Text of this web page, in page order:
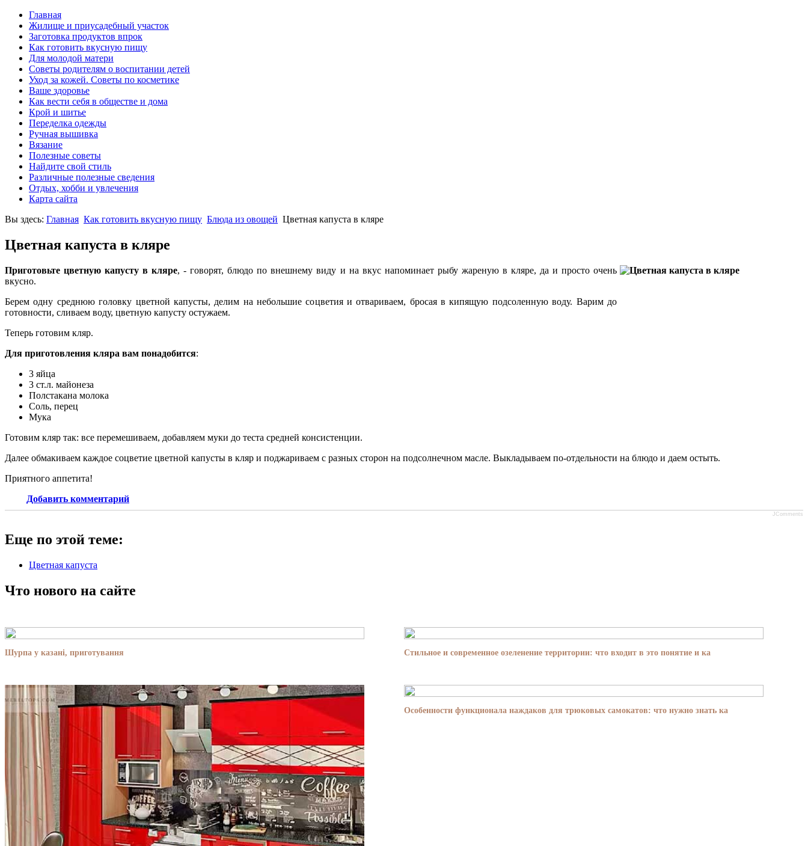
Главная
Жилище и приусадебный участок
Заготовка продуктов впрок
Как готовить вкусную пищу
Для молодой матери
Советы родителям о воспитании детей
Уход за кожей. Советы по косметике
Ваше здоровье
Как вести себя в обществе и дома
Крой и шитье
Переделка одежды
Ручная вышивка
Вязание
Полезные советы
Найдите свой стиль
Различные полезные сведения
Отдых, хобби и увлечения
Карта сайта
Вы здесь: Главная Как готовить вкусную пищу Блюда из овощей Цветная капуста в кляре
Цветная капуста в кляре
Приготовьте цветную капусту в кляре, - говорят, блюдо по внешнему виду и на вкус напоминает рыбу жареную в кляре, да и просто очень
вкусно.
Берем одну среднюю головку цветной капусты, делим на небольшие соцветия и отвариваем, бросая в кипящую подсоленную воду. Варим до
готовности, сливаем воду, цветную капусту остужаем.
Теперь готовим кляр.
Для приготовления кляра вам понадобится:
3 яйца
3 ст.л. майонеза
Полстакана молока
Соль, перец
Мука
Готовим кляр так: все перемешиваем, добавляем муки до теста средней консистенции.
Далее обмакиваем каждое соцветие цветной капусты в кляр и поджариваем с разных сторон на подсолнечном масле. Выкладываем по-отдельности на блюдо и даем остыть.
Приятного аппетита!
Добавить комментарий
JComments
Еще по этой теме:
Цветная капуста
Что нового на сайте
Шурпа у казані, приготування Стильное и современное озеленение территории: что входит в это понятие и ка
Особенности функционала наждаков для трюковых самокатов: что нужно знать ка